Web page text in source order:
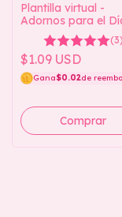
Plantilla virtual -
Adornos para el
los Pueblos
(3)
$1.09 USD
Gana$0.02de